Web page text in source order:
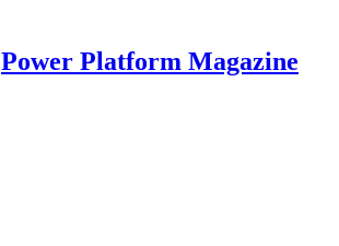
Power Platform Magazine